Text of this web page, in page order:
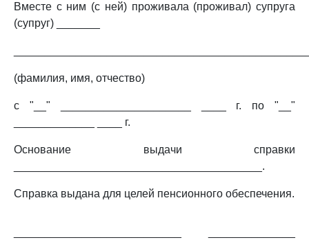
Вместе с ним (с ней) проживала (проживал) супруга
(супруг) _______
(фамилия, имя, отчество)
с "__" _____________________ ____ г. по "__"
_____________ ____ г.
Основание выдачи справки
________________________________________.
Справка выдана для целей пенсионного обеспечения.